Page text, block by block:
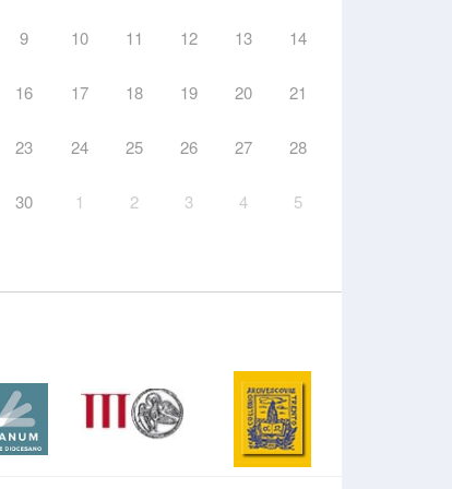
9 10 11 12 13 14
16 17 18 19 20 21
23 24 25 26 27 28
30 1 2 3 4 5